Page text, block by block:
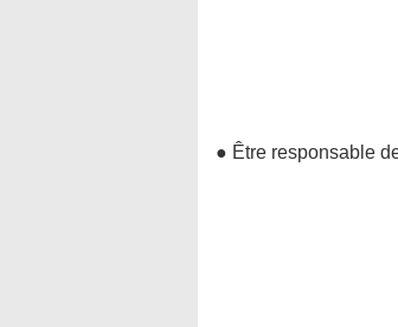
● Être responsable